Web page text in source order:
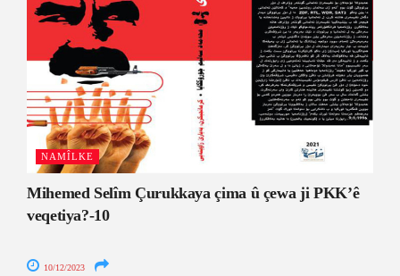
NAMÎLKE
Mihemed Selîm Çurukkaya çima û çewa ji PKK’ê
veqetiya?-10
10/12/2023